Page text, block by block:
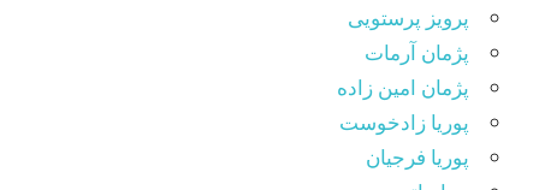
پرویز پرستویی
پژمان آرمات
پژمان امین زاده
پوریا زادخوست
پوریا فرجیان